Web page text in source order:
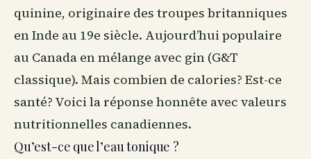
quinine, originaire des troupes britanniques
en Inde au 19e siècle. Aujourd’hui populaire
au Canada en mélange avec gin (G&T
classique). Mais combien de calories? Est-ce
santé? Voici la réponse honnête avec valeurs
nutritionnelles canadiennes.
Qu’est-ce que l’eau tonique ?